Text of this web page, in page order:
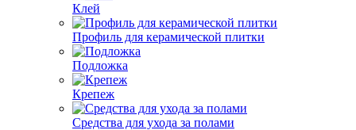
Клей
Профиль для керамической плитки
Подложка
Крепеж
Средства для ухода за полами